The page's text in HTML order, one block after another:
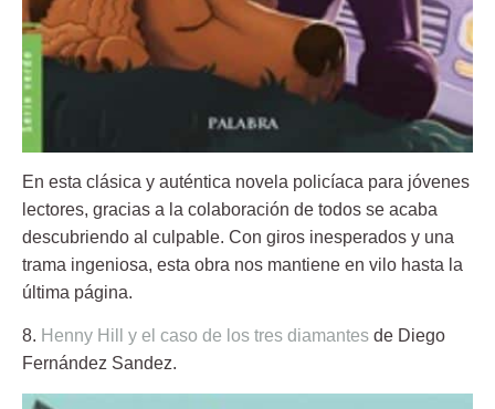
En esta clásica y auténtica novela policíaca para jóvenes
lectores, gracias a la colaboración de todos se acaba
descubriendo al culpable. Con giros inesperados y una
trama ingeniosa, esta obra nos mantiene en vilo hasta la
última página.
8. Henny Hill y el caso de los tres diamantes de Diego
Fernández Sandez.